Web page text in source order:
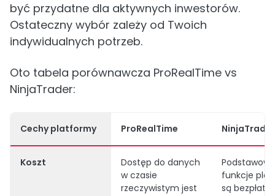
być przydatne dla aktywnych inwestorów.
Ostateczny wybór zależy od Twoich
indywidualnych potrzeb.
Oto tabela porównawcza ProRealTime vs
NinjaTrader:
Cechy platformy ProRealTime NinjaTrader
Koszt
Dostęp do danych
w czasie
rzeczywistym jest
Podstawowe
funkcje
są